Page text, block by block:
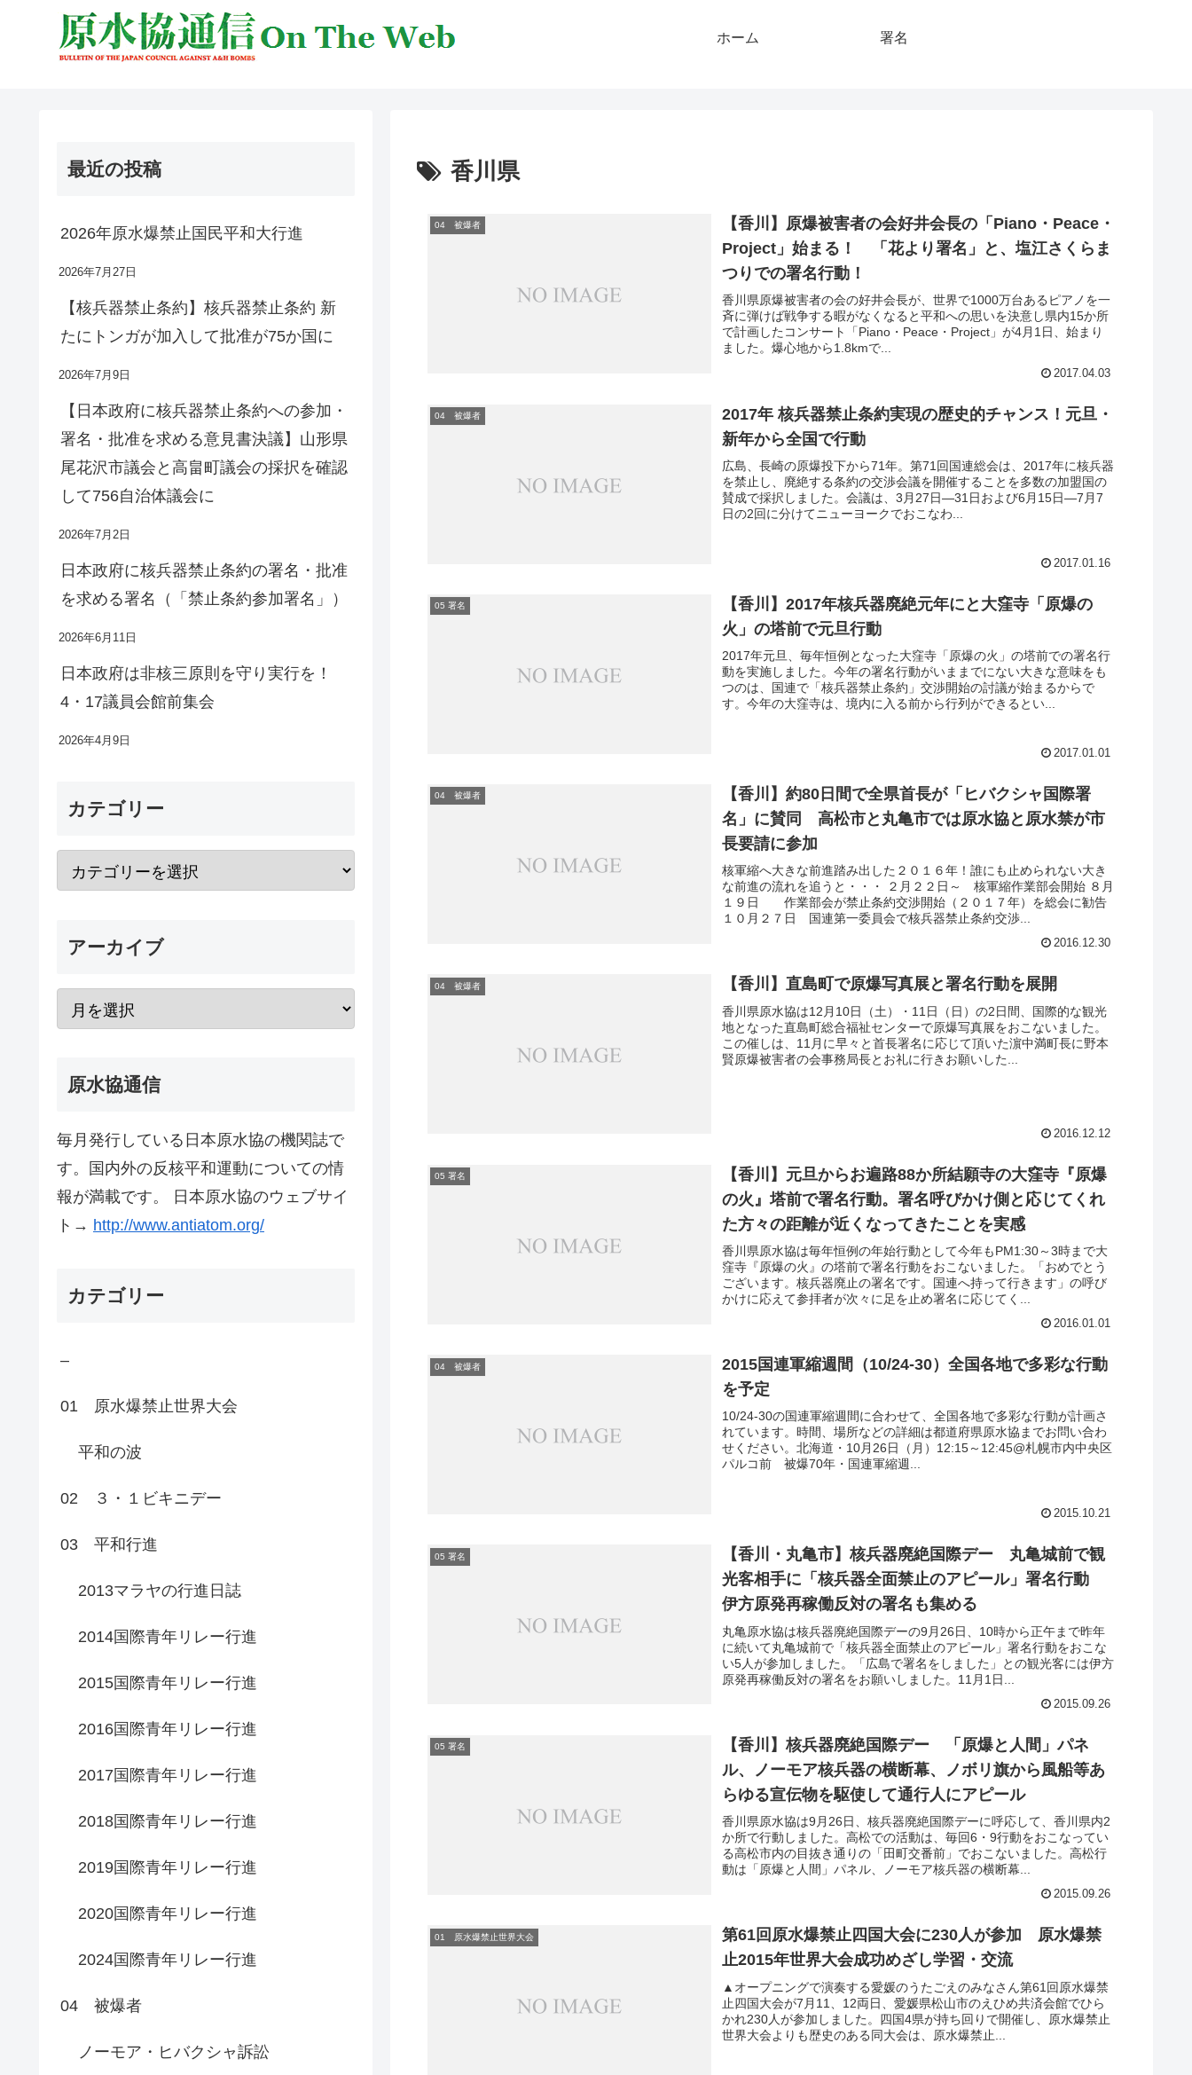
ホーム 署名
香川県
04 被爆者
【香川】原爆被害者の会好井会長の「Piano・Peace・
Project」始まる！ 「花より署名」と、塩江さくらま
つりでの署名行動！
香川県原爆被害者の会の好井会長が、世界で1000万台あるピアノを一
斉に弾けば戦争する暇がなくなると平和への思いを決意し県内15か所
で計画したコンサート「Piano・Peace・Project」が4月1日、始まり
ました。爆心地から1.8kmで...
2017.04.03
04 被爆者
2017年 核兵器禁止条約実現の歴史的チャンス！元旦・
新年から全国で行動
広島、長崎の原爆投下から71年。第71回国連総会は、2017年に核兵器
を禁止し、廃絶する条約の交渉会議を開催することを多数の加盟国の
賛成で採択しました。会議は、3月27日―31日および6月15日―7月7
日の2回に分けてニューヨークでおこなわ...
2017.01.16
05 署名
【香川】2017年核兵器廃絶元年にと大窪寺「原爆の
火」の塔前で元旦行動
2017年元旦、毎年恒例となった大窪寺「原爆の火」の塔前での署名行
動を実施しました。今年の署名行動がいままでにない大きな意味をも
つのは、国連で「核兵器禁止条約」交渉開始の討議が始まるからで
す。今年の大窪寺は、境内に入る前から行列ができるとい...
2017.01.01
04 被爆者
【香川】約80日間で全県首長が「ヒバクシャ国際署
名」に賛同 高松市と丸亀市では原水協と原水禁が市
長要請に参加
核軍縮へ大きな前進踏み出した２０１６年！誰にも止められない大き
な前進の流れを追うと・・・ ２月２２日～ 核軍縮作業部会開始 ８月
１９日 作業部会が禁止条約交渉開始（２０１７年）を総会に勧告
１０月２７日 国連第一委員会で核兵器禁止条約交渉...
2016.12.30
04 被爆者 【香川】直島町で原爆写真展と署名行動を展開
香川県原水協は12月10日（土）・11日（日）の2日間、国際的な観光
地となった直島町総合福祉センターで原爆写真展をおこないました。
この催しは、11月に早々と首長署名に応じて頂いた濵中満町長に野本
賢原爆被害者の会事務局長とお礼に行きお願いした...
2016.12.12
05 署名
【香川】元旦からお遍路88か所結願寺の大窪寺『原爆
の火』塔前で署名行動。署名呼びかけ側と応じてくれ
た方々の距離が近くなってきたことを実感
香川県原水協は毎年恒例の年始行動として今年もPM1:30～3時まで大
窪寺『原爆の火』の塔前で署名行動をおこないました。「おめでとう
ございます。核兵器廃止の署名です。国連へ持って行きます」の呼び
かけに応えて参拝者が次々に足を止め署名に応じてく...
2016.01.01
04 被爆者
2015国連軍縮週間（10/24-30）全国各地で多彩な行動
を予定
10/24-30の国連軍縮週間に合わせて、全国各地で多彩な行動が計画さ
れています。時間、場所などの詳細は都道府県原水協までお問い合わ
せください。北海道・10月26日（月）12:15～12:45@札幌市内中央区
パルコ前 被爆70年・国連軍縮週...
2015.10.21
05 署名
【香川・丸亀市】核兵器廃絶国際デー 丸亀城前で観
光客相手に「核兵器全面禁止のアピール」署名行動
伊方原発再稼働反対の署名も集める
丸亀原水協は核兵器廃絶国際デーの9月26日、10時から正午まで昨年
に続いて丸亀城前で「核兵器全面禁止のアピール」署名行動をおこな
い5人が参加しました。「広島で署名をしました」との観光客には伊方
原発再稼働反対の署名をお願いしました。11月1日...
2015.09.26
05 署名
【香川】核兵器廃絶国際デー 「原爆と人間」パネ
ル、ノーモア核兵器の横断幕、ノボリ旗から風船等あ
らゆる宣伝物を駆使して通行人にアピール
香川県原水協は9月26日、核兵器廃絶国際デーに呼応して、香川県内2
か所で行動しました。高松での活動は、毎回6・9行動をおこなってい
る高松市内の目抜き通りの「田町交番前」でおこないました。高松行
動は「原爆と人間」パネル、ノーモア核兵器の横断幕...
2015.09.26
01 原水爆禁止世界大会
第61回原水爆禁止四国大会に230人が参加 原水爆禁
止2015年世界大会成功めざし学習・交流
▲オープニングで演奏する愛媛のうたごえのみなさん第61回原水爆禁
止四国大会が7月11、12両日、愛媛県松山市のえひめ共済会館でひら
かれ230人が参加しました。四国4県が持ち回りで開催し、原水爆禁止
世界大会よりも歴史のある同大会は、原水爆禁止...
最近の投稿
2026年原水爆禁止国民平和大行進
2026年7月27日
【核兵器禁止条約】核兵器禁止条約 新
たにトンガが加入して批准が75か国に
2026年7月9日
【日本政府に核兵器禁止条約への参加・
署名・批准を求める意見書決議】山形県
尾花沢市議会と高畠町議会の採択を確認
して756自治体議会に
2026年7月2日
日本政府に核兵器禁止条約の署名・批准
を求める署名（「禁止条約参加署名」）
2026年6月11日
日本政府は非核三原則を守り実行を！
4・17議員会館前集会
2026年4月9日
カテゴリー
アーカイブ
原水協通信
毎月発行している日本原水協の機関誌で
す。国内外の反核平和運動についての情
報が満載です。 日本原水協のウェブサイ
ト→ http://www.antiatom.org/
カテゴリー
–
01 原水爆禁止世界大会
平和の波
02 ３・１ビキニデー
03 平和行進
2013マラヤの行進日誌
2014国際青年リレー行進
2015国際青年リレー行進
2016国際青年リレー行進
2017国際青年リレー行進
2018国際青年リレー行進
2019国際青年リレー行進
2020国際青年リレー行進
2024国際青年リレー行進
04 被爆者
ノーモア・ヒバクシャ訴訟